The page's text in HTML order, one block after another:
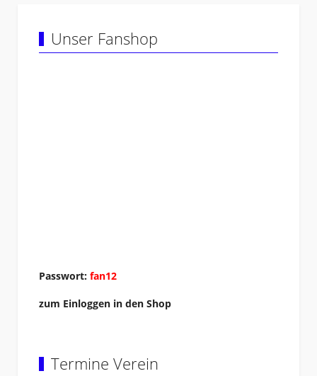
Unser Fanshop
Passwort:fan12
zum Einloggen in den Shop
Termine Verein